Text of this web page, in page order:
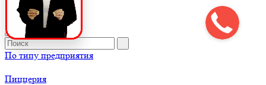
По типу предприятия
Пиццерия